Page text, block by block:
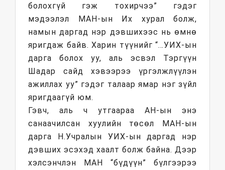
болохгүй гэж тохирчээ” гэдэг
мэдээлэл МАН-ын Их хурал болж,
намын даргад нэр дэвшихээс нь өмнө
яригдаж байв. Харин түүнийг “…УИХ-ын
дарга болох уу, аль эсвэл Тэргүүн
Шадар сайд хэвээрээ үргэлжлүүлэн
ажиллах уу” гэдэг талаар ямар нэг зүйл
яригдаагүй юм.
Гэвч, аль ч утгаараа АН-ын энэ
санаачилсан хуулийн төсөл МАН-ын
дарга Н.Учралын УИХ-ын даргад нэр
дэвших эсэхэд хаалт болж байна. Дээр
хэлсэнчлэн МАН “бүдүүн” бүлгээрээ